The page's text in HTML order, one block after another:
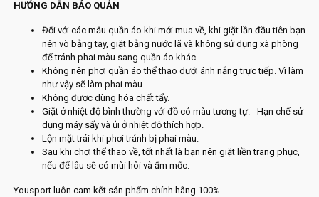
HƯỚNG DẪN BẢO QUẢN
Đối với các mẫu quần áo khi mới mua về, khi giặt lần đầu tiên bạn
nên vò bằng tay, giặt bằng nước lã và không sử dụng xà phòng
để tránh phai màu sang quần áo khác.
Không nên phơi quần áo thể thao dưới ánh nắng trực tiếp. Vì làm
như vậy sẽ làm phai màu.
Không được dùng hóa chất tẩy.
Giặt ở nhiệt độ bình thường với đồ có màu tương tự. - Hạn chế sử
dụng máy sấy và ủi ở nhiệt độ thích hợp.
Lộn mặt trái khi phơi tránh bị phai màu.
Sau khi chơi thể thao về, tốt nhất là bạn nên giặt liền trang phục,
nếu để lâu sẽ có mùi hôi và ẩm mốc.
Yousport luôn cam kết sản phẩm chính hãng 100%